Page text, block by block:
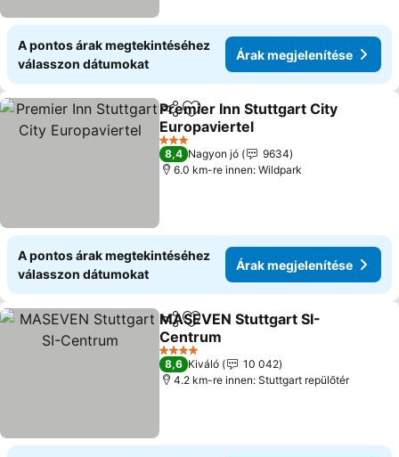
A pontos árak megtekintéséhez
válasszon dátumokat
Árak megjelenítése
Megosztás
Hozzáadás a kedvencekhez
Premier Inn Stuttgart City
Europaviertel
Árak megjelenítése
3 Kategória
8,4 Nagyon jó
9634
6.0 km-re innen: Wildpark
A pontos árak megtekintéséhez
válasszon dátumokat
Árak megjelenítése
Megosztás
Hozzáadás a kedvencekhez
MASEVEN Stuttgart SI-
Centrum
Árak megjelenítése
4 Kategória
8,6 Kiváló
10 042
4.2 km-re innen: Stuttgart repülőtér